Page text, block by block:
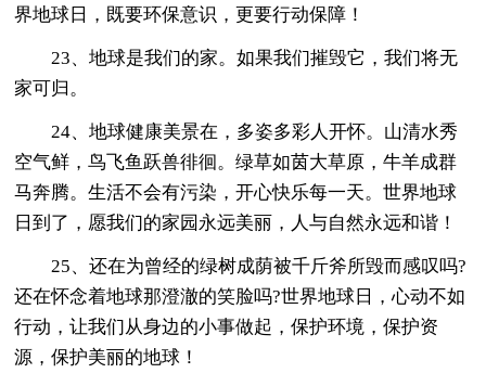
界地球日，既要环保意识，更要行动保障！
23、地球是我们的家。如果我们摧毁它，我们将无
家可归。
24、地球健康美景在，多姿多彩人开怀。山清水秀
空气鲜，鸟飞鱼跃兽徘徊。绿草如茵大草原，牛羊成群
马奔腾。生活不会有污染，开心快乐每一天。世界地球
日到了，愿我们的家园永远美丽，人与自然永远和谐！
25、还在为曾经的绿树成荫被千斤斧所毁而感叹吗?
还在怀念着地球那澄澈的笑脸吗?世界地球日，心动不如
行动，让我们从身边的小事做起，保护环境，保护资
源，保护美丽的地球！